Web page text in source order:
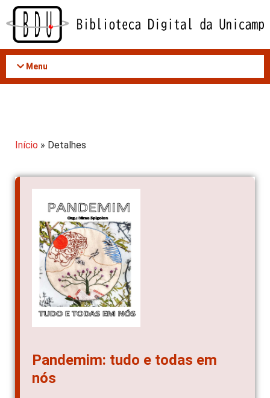
Acessar
conteúdo
Menu
Início » Detalhes
Pandemim: tudo e todas em
nós